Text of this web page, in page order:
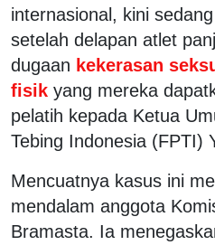
internasional, kini
setelah delapan atlet
dugaan kekerasan
fisik yang mereka
pelatih kepada Ketua
Tebing Indonesia (FPTI)
Mencuatnya kasus ini
mendalam anggota
Bramasta. Ia